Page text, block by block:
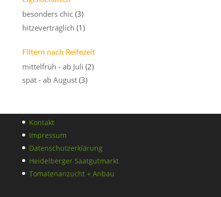
besonders chic (3)
hitzeverträglich (1)
Filtern nach Reifezeit
mittelfrüh - ab Juli (2)
spät - ab August (3)
Kontakt
Impressum
Datenschutzerklärung
Heidelberger Saatgutmarkt
Tomatenanzucht + Anbau